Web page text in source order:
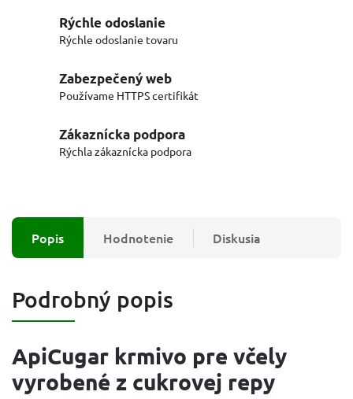
Rýchle odoslanie
Rýchle odoslanie tovaru
Zabezpečený web
Používame HTTPS certifikát
Zákaznícka podpora
Rýchla zákaznícka podpora
Popis Hodnotenie Diskusia
Podrobný popis
ApiCugar krmivo pre včely
vyrobené z cukrovej repy